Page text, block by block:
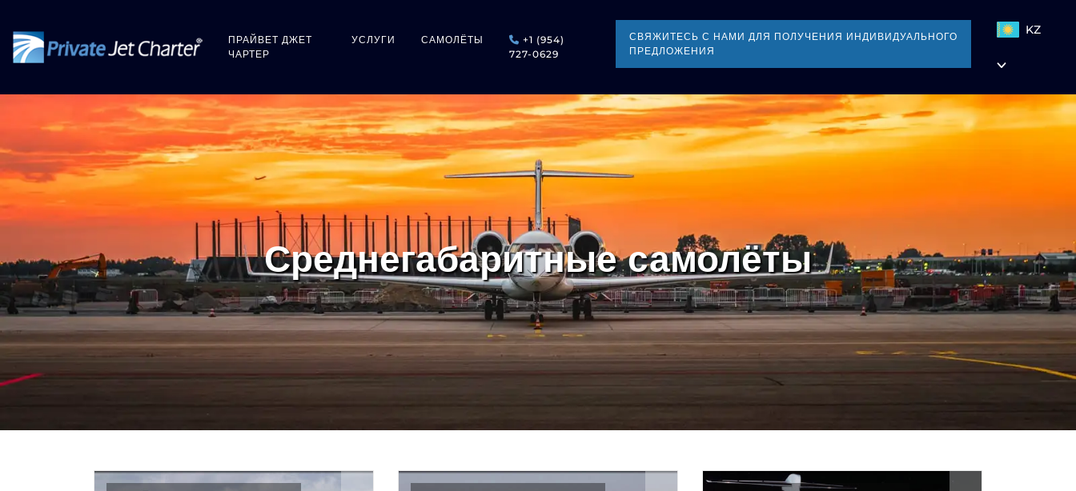
ПРАЙВЕТ ДЖЕТ
ЧАРТЕР
УСЛУГИ САМОЛЁТЫ
+1 (954)
727-0629
СВЯЖИТЕСЬ С НАМИ ДЛЯ ПОЛУЧЕНИЯ ИНДИВИДУАЛЬНОГО
ПРЕДЛОЖЕНИЯ
KZ
Среднегабаритные самолёты